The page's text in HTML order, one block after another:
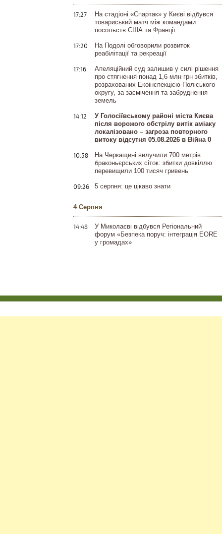
17:27
На стадіоні «Спартак» у Києві відбувся
товариський матч між командами
посольств США та Франції
17:20
На Подолі обговорили розвиток
реабілітації та рекреації
17:16
Апеляційний суд залишив у силі рішення
про стягнення понад 1,6 млн грн збитків,
розрахованих Екоінспекцією Поліського
округу, за засмічення та забруднення
земель
14:12
У Голосіївському районі міста Києва
після ворожого обстрілу витік аміаку
локалізовано – загроза повторного
витоку відсутня 05.08.2026 в Війна 0
10:58
На Черкащині вилучили 700 метрів
браконьєрських сіток: збитки довкіллю
перевищили 100 тисяч гривень
09:26 5 серпня: це цікаво знати
4 Серпня
14:48
У Миколаєві відбувся Регіональний
форум «Безпека поруч: інтеграція EORE
у громадах»